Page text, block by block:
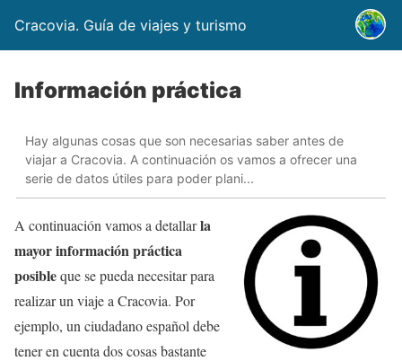
Cracovia. Guía de viajes y turismo
Información práctica
Hay algunas cosas que son necesarias saber antes de
viajar a Cracovia. A continuación os vamos a ofrecer una
serie de datos útiles para poder plani...
A continuación vamos a detallarla
mayor información práctica
posibleque se pueda necesitar para
realizar un viaje a Cracovia. Por
ejemplo, un ciudadano español debe
tener en cuenta dos cosas bastante